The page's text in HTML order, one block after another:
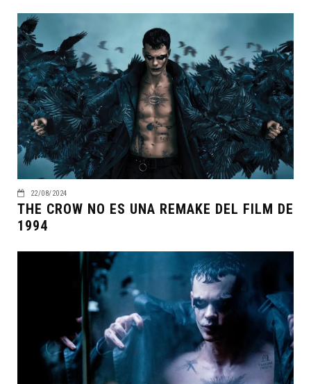
22/08/2024
THE CROW NO ES UNA REMAKE DEL FILM DE
1994